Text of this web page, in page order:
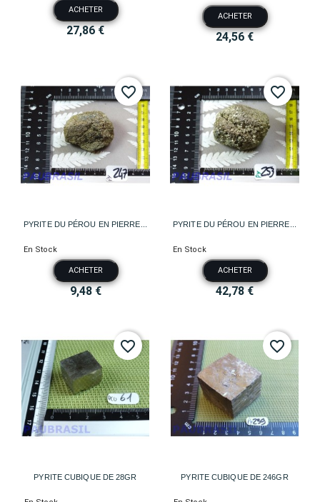
ACHETER
27,86 €
ACHETER
24,56 €
PYRITE DU PÉROU EN PIERRE...
En Stock
ACHETER
9,48 €
favorite_border
PYRITE DU PÉROU EN PIERRE...
En Stock
ACHETER
42,78 €
favorite_border
PYRITE CUBIQUE DE 28GR
favorite_border
PYRITE CUBIQUE DE 246GR
favorite_border